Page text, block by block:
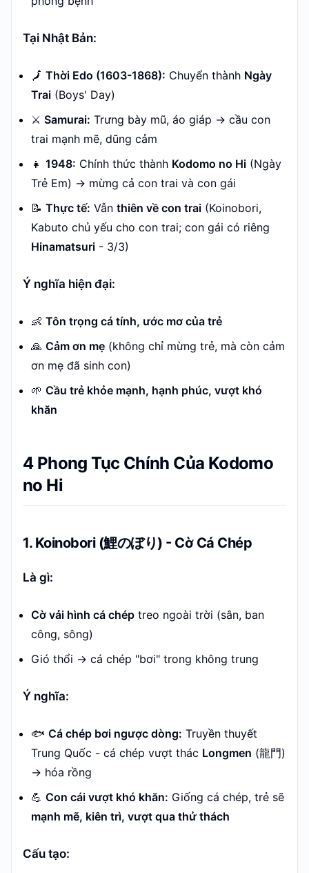
Tại Nhật Bản:
🗾 Thời Edo (1603-1868): Chuyển thành Ngày
Trai (Boys' Day)
⚔️ Samurai: Trưng bày mũ, áo giáp → cầu con
trai mạnh mẽ, dũng cảm
👧 1948: Chính thức thành Kodomo no Hi (Ngày
Trẻ Em) → mừng cả con trai và con gái
📝 Thực tế: Vẫn thiên về con trai (Koinobori,
Kabuto chủ yếu cho con trai; con gái có riêng
Hinamatsuri - 3/3)
Ý nghĩa hiện đại:
👶 Tôn trọng cá tính, ước mơ của trẻ
🙏 Cảm ơn mẹ (không chỉ mừng trẻ, mà còn cảm
ơn mẹ đã sinh con)
🌱 Cầu trẻ khỏe mạnh, hạnh phúc, vượt khó
khăn
4 Phong Tục Chính Của Kodomo
no Hi
1. Koinobori (鯉のぼり) - Cờ Cá Chép
Là gì:
Cờ vải hình cá chép treo ngoài trời (sân, ban
công, sông)
Gió thổi → cá chép "bơi" trong không trung
Ý nghĩa:
🐟 Cá chép bơi ngược dòng: Truyền thuyết
Trung Quốc - cá chép vượt thác Longmen (龍門)
→ hóa rồng
💪 Con cái vượt khó khăn: Giống cá chép, trẻ sẽ
mạnh mẽ, kiên trì, vượt qua thử thách
Cấu tạo: